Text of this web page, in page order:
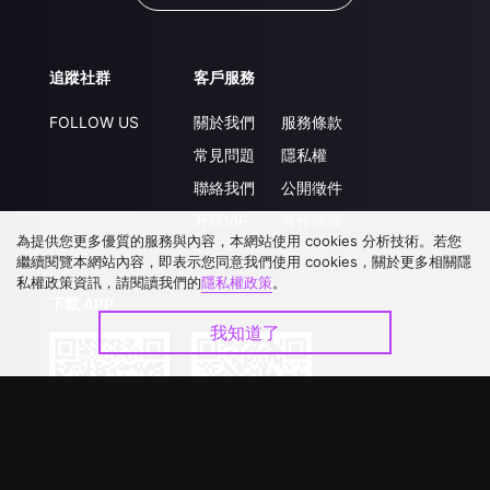
追蹤社群
FOLLOW US
客戶服務
關於我們
常見問題
聯絡我們
服務條款
隱私權
公開徵件
為提供您更多優質的服務與內容，本網站使用 cookies 分析技術。若您
繼續閱覽本網站內容，即表示您同意我們使用 cookies，關於更多相關隱
私權政策資訊，請閱讀我們的隱私權政策。
我知道了